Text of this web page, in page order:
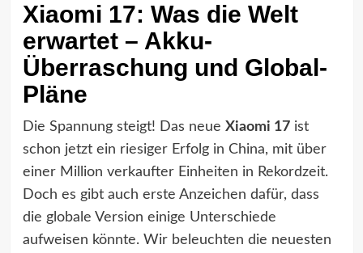
Xiaomi 17: Was die Welt
erwartet – Akku-
Überraschung und Global-
Pläne
Die Spannung steigt! Das neue Xiaomi 17ist
schon jetzt ein riesiger Erfolg in China, mit über
einer Million verkaufter Einheiten in Rekordzeit.
Doch es gibt auch erste Anzeichen dafür, dass
die globale Version einige Unterschiede
aufweisen könnte. Wir beleuchten die neuesten